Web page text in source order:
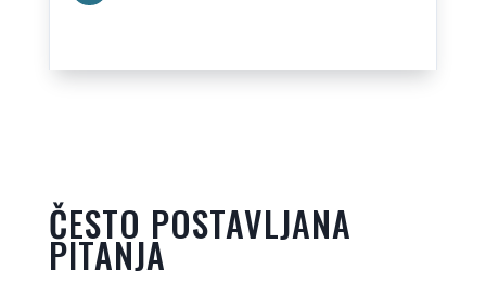
ČESTO POSTAVLJANA
PITANJA